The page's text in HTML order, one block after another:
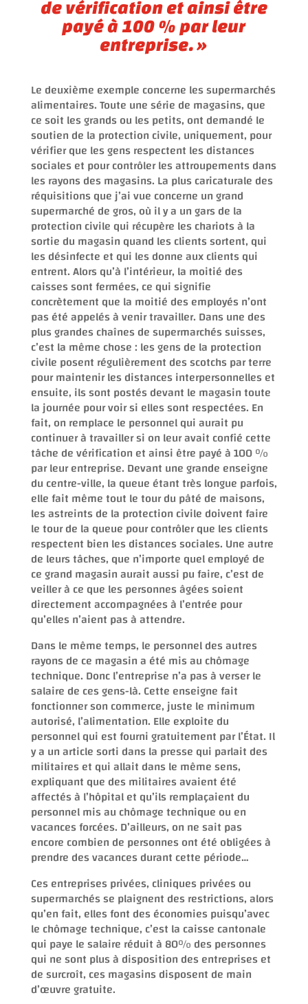
de vérification et ainsi être
payé à 100 % par leur
entreprise. »
Le deuxième exemple concerne les supermarchés
alimentaires. Toute une série de magasins, que
ce soit les grands ou les petits, ont demandé le
soutien de la protection civile, uniquement, pour
vérifier que les gens respectent les distances
sociales et pour contrôler les attroupements dans
les rayons des magasins. La plus caricaturale des
réquisitions que j’ai vue concerne un grand
supermarché de gros, où il y a un gars de la
protection civile qui récupère les chariots à la
sortie du magasin quand les clients sortent, qui
les désinfecte et qui les donne aux clients qui
entrent. Alors qu’à l’intérieur, la moitié des
caisses sont fermées, ce qui signifie
concrètement que la moitié des employés n’ont
pas été appelés à venir travailler. Dans une des
plus grandes chaînes de supermarchés suisses,
c’est la même chose : les gens de la protection
civile posent régulièrement des scotchs par terre
pour maintenir les distances interpersonnelles et
ensuite, ils sont postés devant le magasin toute
la journée pour voir si elles sont respectées. En
fait, on remplace le personnel qui aurait pu
continuer à travailler si on leur avait confié cette
tâche de vérification et ainsi être payé à 100 %
par leur entreprise. Devant une grande enseigne
du centre-ville, la queue étant très longue parfois,
elle fait même tout le tour du pâté de maisons,
les astreints de la protection civile doivent faire
le tour de la queue pour contrôler que les clients
respectent bien les distances sociales. Une autre
de leurs tâches, que n’importe quel employé de
ce grand magasin aurait aussi pu faire, c’est de
veiller à ce que les personnes âgées soient
directement accompagnées à l’entrée pour
qu’elles n’aient pas à attendre.
Dans le même temps, le personnel des autres
rayons de ce magasin a été mis au chômage
technique. Donc l’entreprise n’a pas à verser le
salaire de ces gens-là. Cette enseigne fait
fonctionner son commerce, juste le minimum
autorisé, l’alimentation. Elle exploite du
personnel qui est fourni gratuitement par l’État. Il
y a un article sorti dans la presse qui parlait des
militaires et qui allait dans le même sens,
expliquant que des militaires avaient été
affectés à l’hôpital et qu’ils remplaçaient du
personnel mis au chômage technique ou en
vacances forcées. D’ailleurs, on ne sait pas
encore combien de personnes ont été obligées à
prendre des vacances durant cette période…
Ces entreprises privées, cliniques privées ou
supermarchés se plaignent des restrictions, alors
qu’en fait, elles font des économies puisqu’avec
le chômage technique, c’est la caisse cantonale
qui paye le salaire réduit à 80% des personnes
qui ne sont plus à disposition des entreprises et
de surcroît, ces magasins disposent de main
d’œuvre gratuite.